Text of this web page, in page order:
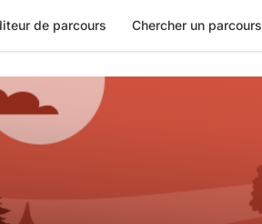
de parcours Chercher un parcours